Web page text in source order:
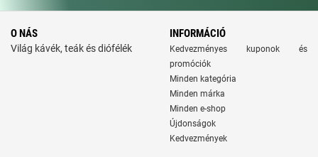
O NÁS
Világ kávék, teák és diófélék
INFORMÁCIÓ
Kedvezményes kuponok és
promóciók
Minden kategória
Minden márka
Minden e-shop
Újdonságok
Kedvezmények